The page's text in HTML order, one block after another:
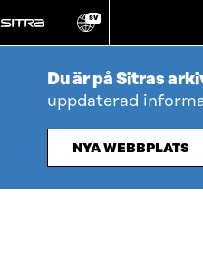
direkt
till
Ändra
språk
SV
Du är på Sitras
uppdaterad
NYA WEBBPLATS